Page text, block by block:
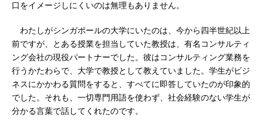
口をイメージしにくいのは無理もありません。
わたしがシンガポールの大学にいたのは、今から四半世紀以上
前ですが、とある授業を担当していた教授は、有名コンサルティ
ング会社の現役パートナーでした。彼はコンサルティング業務を
行うかたわらで、大学で教授として教えていました。学生がビジ
ネスにかかわる質問をすると、すべてに即答していたのが印象的
でした。それも、一切専門用語を使わず、社会経験のない学生が
分かる言葉で話してくれたのです。